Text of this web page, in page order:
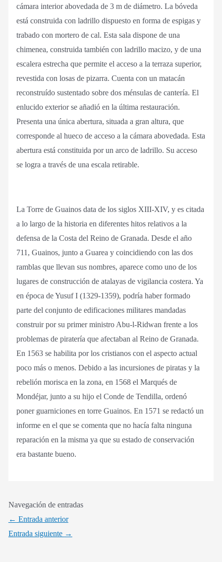
cámara interior abovedada de 3 m de diámetro. La bóveda
está construida con ladrillo dispuesto en forma de espigas y
trabado con mortero de cal. Esta sala dispone de una
chimenea, construida también con ladrillo macizo, y de una
escalera estrecha que permite el acceso a la terraza superior,
revestida con losas de pizarra. Cuenta con un matacán
reconstruído sustentado sobre dos ménsulas de cantería. El
enlucido exterior se añadió en la última restauración.
Presenta una única abertura, situada a gran altura, que
corresponde al hueco de acceso a la cámara abovedada. Esta
abertura está constituida por un arco de ladrillo. Su acceso
se logra a través de una escala retirable.
La Torre de Guainos data de los siglos XIII-XIV, y es citada
a lo largo de la historia en diferentes hitos relativos a la
defensa de la Costa del Reino de Granada. Desde el año
711, Guainos, junto a Guarea y coincidiendo con las dos
ramblas que llevan sus nombres, aparece como uno de los
lugares de construcción de atalayas de vigilancia costera. Ya
en época de Yusuf I (1329-1359), podría haber formado
parte del conjunto de edificaciones militares mandadas
construir por su primer ministro Abu-l-Ridwan frente a los
problemas de piratería que afectaban al Reino de Granada.
En 1563 se habilita por los cristianos con el aspecto actual
poco más o menos. Debido a las incursiones de piratas y la
rebelión morisca en la zona, en 1568 el Marqués de
Mondéjar, junto a su hijo el Conde de Tendilla, ordenó
poner guarniciones en torre Guainos. En 1571 se redactó un
informe en el que se comenta que no hacía falta ninguna
reparación en la misma ya que su estado de conservación
era bastante bueno.
Navegación de entradas
← Entrada anterior
Entrada siguiente →